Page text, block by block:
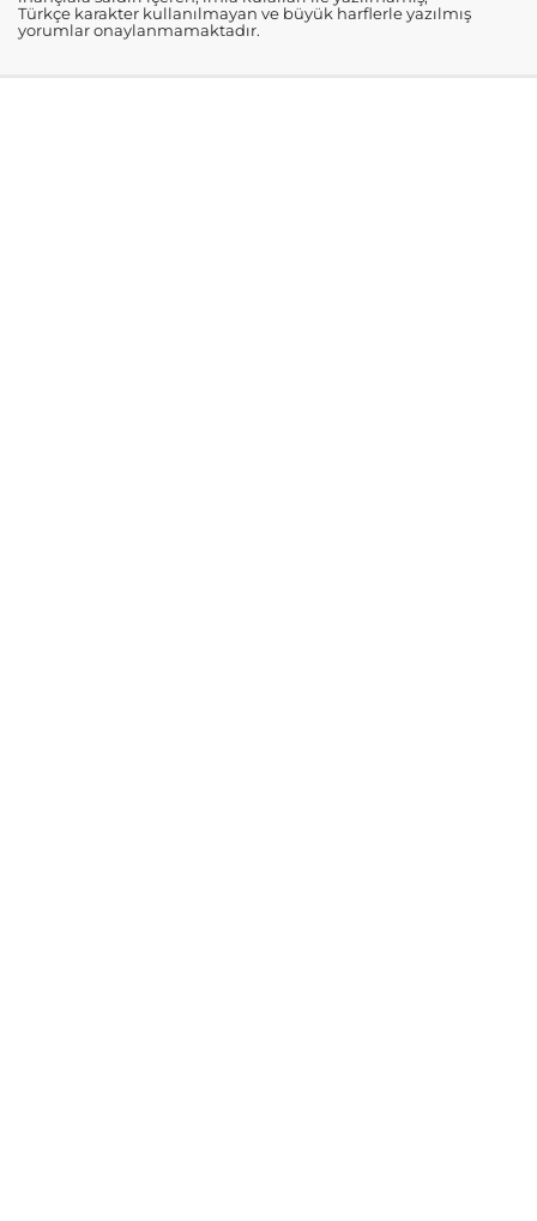
Türkçe karakter kullanılmayan ve büyük harflerle yazılmış
yorumlar onaylanmamaktadır.